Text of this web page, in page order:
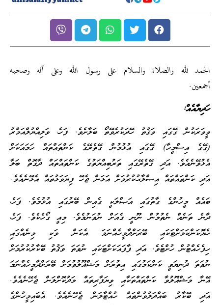
الحمد لله والصلاة والسلام على رسول الله وعلى آله وصحبه
أجمعين.
ހަދިޔާއެއް:
ވީވަރަކުން ގޭގައި ވަޤުތު ހޭދަކުރެވޭތޯ ބަލާށެވެ. ފަހެ، ވަލިއްޔުލްއަމްރު
(ގޭގެ އިސްމީހާ) ގޭގައި އުޅުމުން ގޭތެރޭގެ ކަންތައްތައް ހަމައަކަށް
އެޅުވޭނެއެވެ. އަދި ގޭތެރޭގައި ތަރުބިއްޔަތުގެ ކަންތައްތައް ދާގޮތް ބަލާ
އަދި ކަންތައްތައް އިޞްލާޙުކުރުމަށް އަޅަން ޖެހޭ ފިޔަވަޅުތައް އެޅޭނެއެވެ.
ބައެއް މީހުންގެ ގާތުގައި އަޞްލަކީ ގެއިން ބޭރުގައި އުޅުމެވެ. ފަހެ،
ދާނެ ތަނެއް ނެތުމުން ނޫނީ ގެއަށް ނުވަނުމެވެ. މިއީ ގޯހެކެވެ. ފަހެ،
ހެޔޮކަންކަމަށްޓަކައި ބޭރަށްދާމީހެއްނަމަ އެކަން ވަކި މިނެއްގައި
ހިފެހެއްޓުން ހުށްޓެވެ. އަދި ފާފައަކަށްޓަކައި ނުވަތަ ވަޤުތު ބޭކާރުކުރުމަށް
ނުވަތަ ދުނިޔަވީ ކަންކަމުގައި އިތުރަށް މަޝްޣޫލުވުމަށް ބޭރަށްދާމީހެއްނަމަ
އޭނާ މަޝްޣޫލުވާ ކަންތައްތަކާއި ވިޔަފާރިތައް މަދުކޮށްލަން ޖެހޭނެއެވެ.
އަދި ބޭކާރު ބައްދަލުވުންތައް ހުއްޓާލަން ޖެހޭނެއެވެ. އެބައިމީހުންގެ